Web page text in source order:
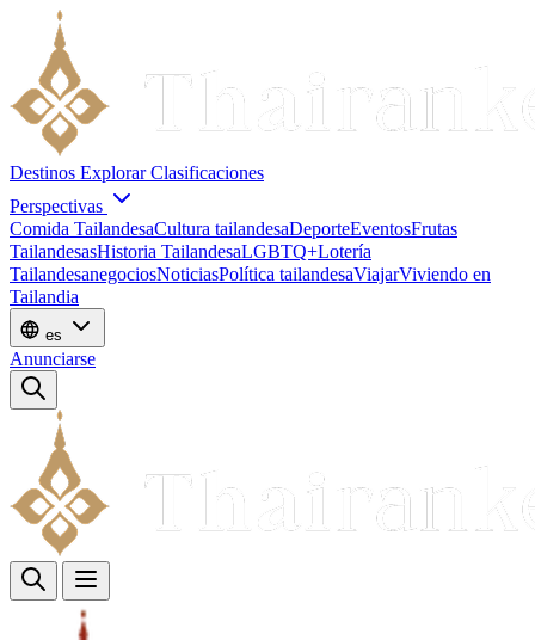
Destinos Explorar Clasificaciones
Perspectivas
Comida TailandesaCultura tailandesaDeporteEventosFrutas
TailandesasHistoria TailandesaLGBTQ+Lotería
TailandesanegociosNoticiasPolítica tailandesaViajarViviendo en
Tailandia
es
Anunciarse